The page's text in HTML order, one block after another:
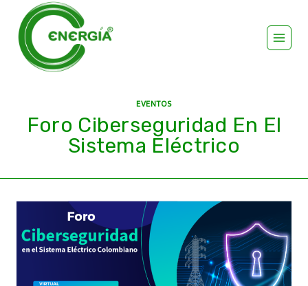
EVENTOS
Foro Ciberseguridad En El
Sistema Eléctrico